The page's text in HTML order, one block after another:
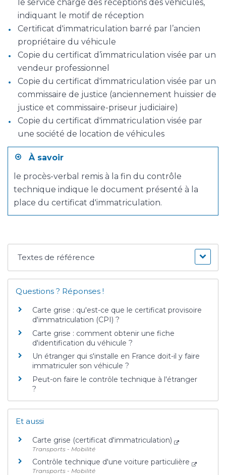
le service chargé des réceptions des véhicules,
indiquant le motif de réception
Certificat d'immatriculation barré par l’ancien
propriétaire du véhicule
Copie du certificat d’immatriculation visée par un
vendeur professionnel
Copie du certificat d'immatriculation visée par un
commissaire de justice (anciennement huissier de
justice et commissaire-priseur judiciaire)
Copie du certificat d'immatriculation visée par
une société de location de véhicules
À savoir
le procès-verbal remis à la fin du contrôle
technique indique le document présenté à la
place du certificat d'immatriculation.
Textes de référence
Questions ? Réponses !
Carte grise : qu'est-ce que le certificat provisoire
d'immatriculation (CPI) ?
Carte grise : comment obtenir une fiche
d'identification du véhicule ?
Un étranger qui s'installe en France doit-il y faire
immatriculer son véhicule ?
Peut-on faire le contrôle technique à l'étranger
?
Et aussi
Carte grise (certificat d'immatriculation)
Transports - Mobilité
Contrôle technique d'une voiture particulière
Transports - Mobilité